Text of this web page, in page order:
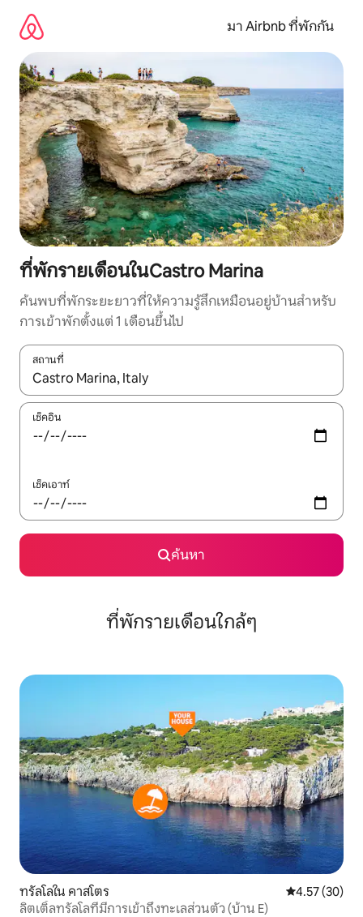
เนื้อหา
มา Airbnb ที่พักกัน
ที่พักรายเดือนในCastro Marina
ค้นพบที่พักระยะยาวที่ให้ความรู้สึกเหมือนอยู่บ้านสำหรับ
การเข้าพักตั้งแต่ 1 เดือนขึ้นไป
สถานที่
ใช้ลูกศรขึ้นลง หรือใช้การสัมผัสหรือปัด เพื่อสำรวจผลการค้นหา
เช็คอิน
เช็คเอาท์
ค้นหา
ที่พักรายเดือนใกล้ๆ
ทรัลโลใน คาสโตร คะแนนเฉลี่ย
4.57 (30)
ลิตเติ้ลทรัลโลที่มีการเข้าถึงทะเลส่วนตัว (บ้าน E)